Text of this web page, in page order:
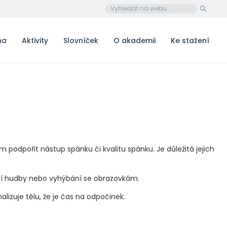
Aktivity Slovníček O akademii Ke stažení
nástup spánku či kvalitu spánku. Je důležitá jejich
nebo vyhýbání se obrazovkám.
tělu, že je čas na odpočinek.